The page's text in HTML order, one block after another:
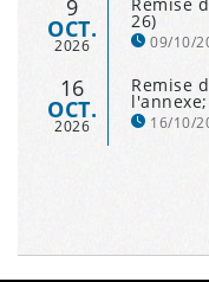
9
OCT.
2026
26)
09/10/
16
OCT.
2026
Remise
16/10/